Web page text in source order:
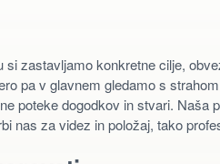
zastavljamo konkretne cilje,
pa v glavnem gledamo s
poteke dogodkov in stvari. Naša
nas za videz in položaj, tako